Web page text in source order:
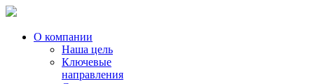
О компании
Наша цель
Ключевые
направления